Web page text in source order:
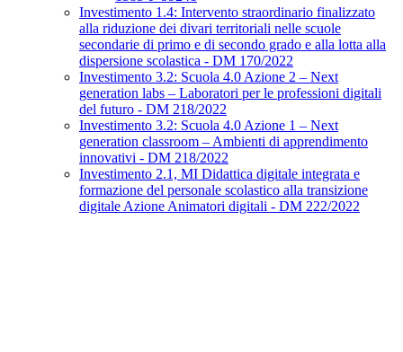
Investimento 1.4: Intervento straordinario finalizzato
alla riduzione dei divari territoriali nelle scuole
secondarie di primo e di secondo grado e alla lotta alla
dispersione scolastica - DM 170/2022
Investimento 3.2: Scuola 4.0 Azione 2 – Next
generation labs – Laboratori per le professioni digitali
del futuro - DM 218/2022
Investimento 3.2: Scuola 4.0 Azione 1 – Next
generation classroom – Ambienti di apprendimento
innovativi - DM 218/2022
Investimento 2.1, MI Didattica digitale integrata e
formazione del personale scolastico alla transizione
digitale Azione Animatori digitali - DM 222/2022